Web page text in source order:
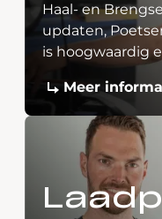
Haal- en
updaten,
is hoogwaardig
Meer